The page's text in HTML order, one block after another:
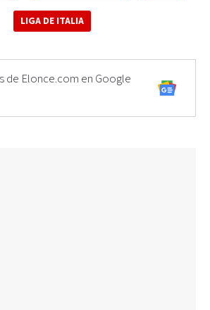
LIGA DE ITALIA
de Elonce.com en Google